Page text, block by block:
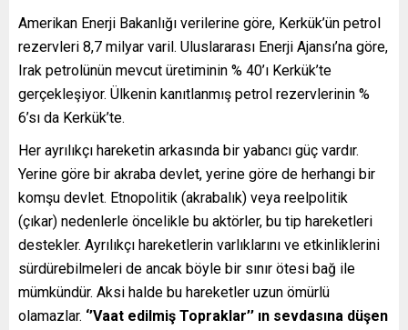
Amerikan Enerji Bakanlığı verilerine göre, Kerkük’ün petrol
rezervleri 8,7 milyar varil. Uluslararası Enerji Ajansı’na göre,
Irak petrolünün mevcut üretiminin % 40’ı Kerkük’te
gerçekleşiyor. Ülkenin kanıtlanmış petrol rezervlerinin %
6’sı da Kerkük’te.
Her ayrılıkçı hareketin arkasında bir yabancı güç vardır.
Yerine göre bir akraba devlet, yerine göre de herhangi bir
komşu devlet. Etnopolitik (akrabalık) veya reelpolitik
(çıkar) nedenlerle öncelikle bu aktörler, bu tip hareketleri
destekler. Ayrılıkçı hareketlerin varlıklarını ve etkinliklerini
sürdürebilmeleri de ancak böyle bir sınır ötesi bağ ile
mümkündür. Aksi halde bu hareketler uzun ömürlü
olamazlar. ‘’Vaat edilmiş Topraklar’’ ın sevdasına düşen